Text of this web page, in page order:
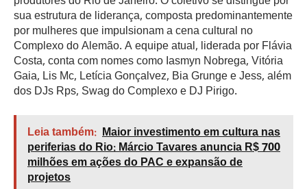
sua estrutura de liderança, composta predominantemente
por mulheres que impulsionam a cena cultural no
Complexo do Alemão. A equipe atual, liderada por Flávia
Costa, conta com nomes como Iasmyn Nobrega, Vitória
Gaia, Lis Mc, Letícia Gonçalvez, Bia Grunge e Jess, além
dos DJs Rps, Swag do Complexo e DJ Pirigo.
Leia também: Maior investimento em cultura nas
periferias do Rio: Márcio Tavares anuncia R$ 700
milhões em ações do PAC e expansão de
projetos